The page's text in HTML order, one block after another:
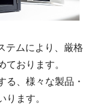
テムにより、厳格
おります。
る、様々な製品・
ます。